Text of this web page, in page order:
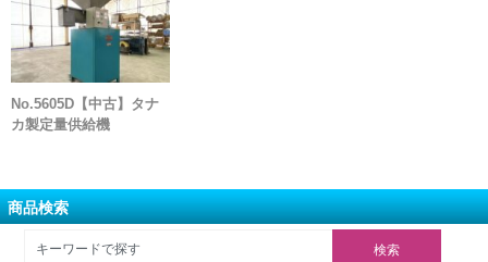
No.5605D【中古】タナ
カ製定量供給機
商品検索